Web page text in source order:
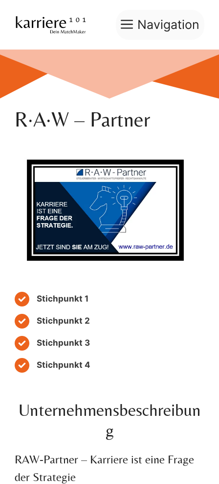
Inhalt
springen
Navigation
R·A·W – Partner
Stichpunkt 1
Stichpunkt 2
Stichpunkt 3
Stichpunkt 4
Unternehmensbeschreibun
g
RAW-Partner – Karriere ist eine Frage
der Strategie